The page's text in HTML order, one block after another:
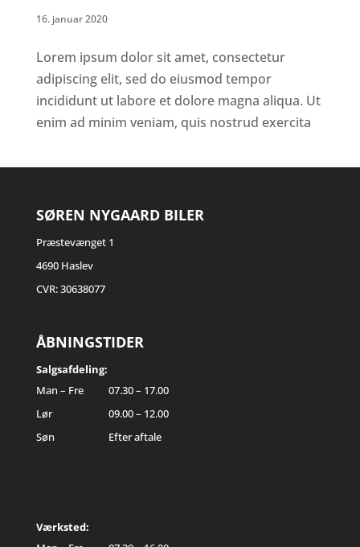
16. januar 2020
Lorem ipsum dolor sit amet, consectetur
adipiscing elit, sed do eiusmod tempor
incididunt ut labore et dolore magna aliqua. Ut
enim ad minim veniam, quis nostrud exercita
SØREN NYGAARD BILER
Præstevænget 1
4690 Haslev
CVR: 30638077
ÅBNINGSTIDER
Salgsafdeling:
Man – Fre
07.30 – 17.00
Lør
09.00 – 12.00
Søn
Efter aftale
Værksted: